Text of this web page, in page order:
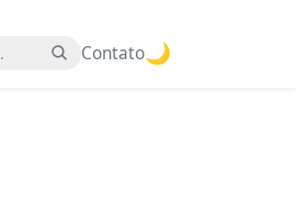
Contato🌙